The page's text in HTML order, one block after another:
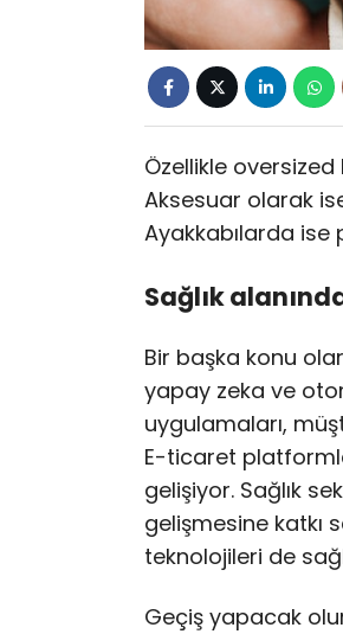
Özellikle
Aksesuar olarak
Ayakkabılarda
Sağlık
Bir başka konu
yapay zeka ve
uygulamaları,
E-ticaret
gelişiyor. Sağlık
gelişmesine katkı
teknolojileri de
Geçiş yapacak